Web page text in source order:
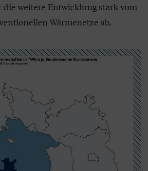
weitere Entwicklung stark vom
Wärmenetze ab.